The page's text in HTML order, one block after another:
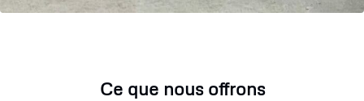
Ce que nous offrons